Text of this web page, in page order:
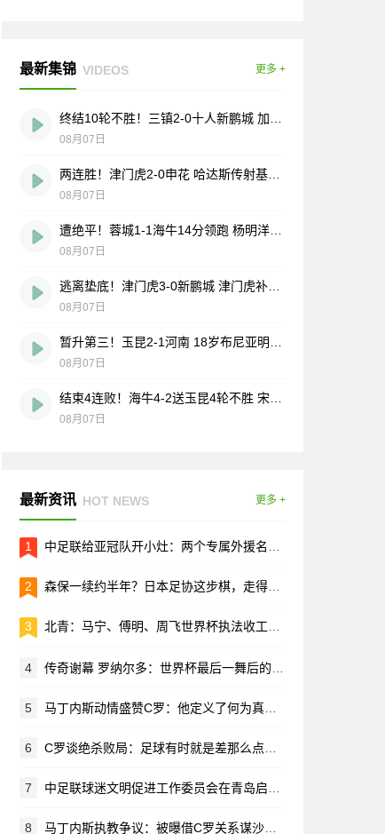
最新集锦 VIDEOS 更多 +
08月07日
08月07日
08月07日
08月07日
08月07日
08月07日
最新资讯 HOT NEWS 更多 +
1 中足联给亚冠队开小灶：两个专属外援名额，只打亚冠用
2 森保一续约半年？日本足协这步棋，走得有点急
3 北青：马宁、傅明、周飞世界杯执法收工，这趟没白跑
4 传奇谢幕 罗纳尔多：世界杯最后一舞后的人生选择题
5 马丁内斯动情盛赞C罗：他定义了何为真正的榜样
6 C罗谈绝杀败局：足球有时就是差那么点运气 但这就是它的魅力所在
7 中足联球迷文明促进工作委员会在青岛启航 共筑赛场文明新生态
8 马丁内斯执教争议：被曝借C罗关系谋沙特帅位 葡萄牙全队离心离德